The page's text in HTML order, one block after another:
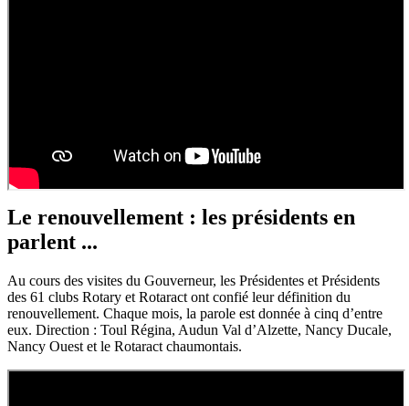
Le renouvellement : les présidents en
parlent ...
Au cours des visites du Gouverneur, les Présidentes et Présidents
des 61 clubs Rotary et Rotaract ont confié leur définition du
renouvellement. Chaque mois, la parole est donnée à cinq d’entre
eux. Direction : Toul Régina, Audun Val d’Alzette, Nancy Ducale,
Nancy Ouest et le Rotaract chaumontais.